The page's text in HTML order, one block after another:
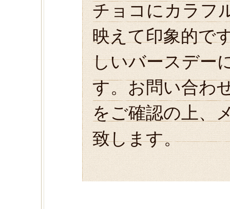
チョコにカラフ
映えて印象的で
しいバースデー
す。お問い合わ
をご確認の上、
致します。